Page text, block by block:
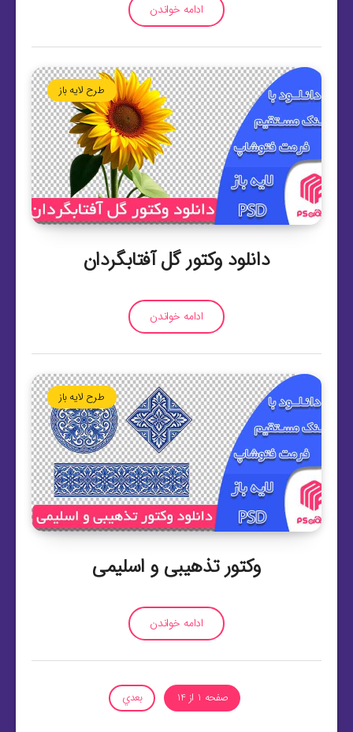
ادامه خواندن
طرح لایه باز
دانلود وکتور گل آفتابگردان
ادامه خواندن
طرح لایه باز
وکتور تذهیبی و اسلیمی
ادامه خواندن
صفحه 1 از 14 بعدي